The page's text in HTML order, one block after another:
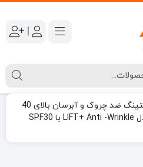
|
کرم روز لیفتینگ ضد چروک و آبرسان بالای 40
سال دیادرمین DIADERMINE مدل LIFT+ Anti -Wrinkle با SPF30